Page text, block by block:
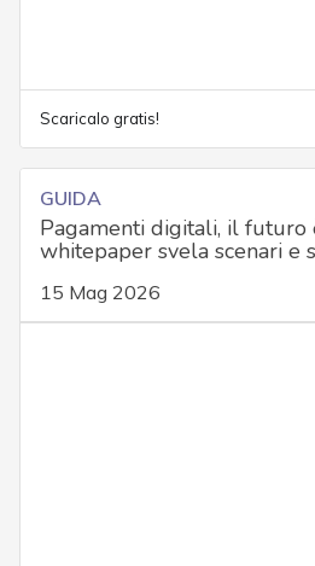
Scaricalo gratis!
GUIDA
Pagamenti digitali, il futuro
whitepaper svela scenari e
15 Mag 2026